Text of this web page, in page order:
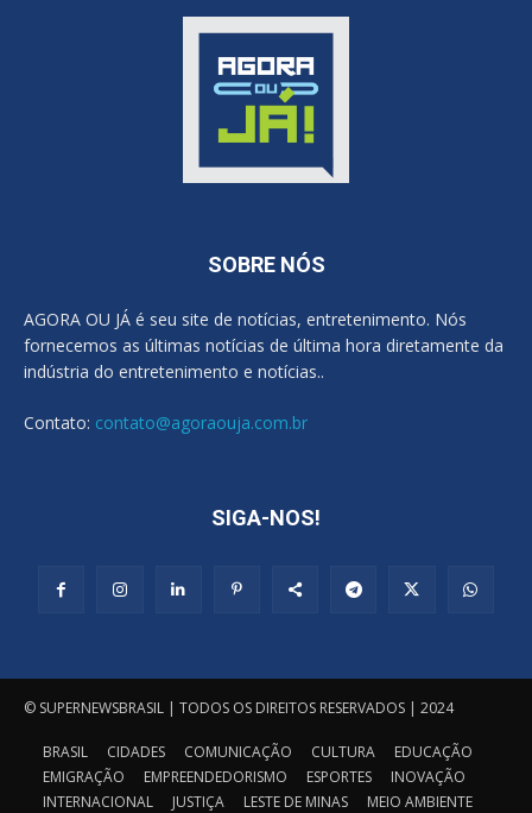
SOBRE NÓS
AGORA OU JÁ é seu site de notícias, entretenimento. Nós
fornecemos as últimas notícias de última hora diretamente da
indústria do entretenimento e notícias..
Contato: contato@agoraouja.com.br
SIGA-NOS!
© SUPERNEWSBRASIL | TODOS OS DIREITOS RESERVADOS | 2024
BRASIL CIDADES COMUNICAÇÃO CULTURA
EDUCAÇÃO
EMIGRAÇÃO
EMPREENDEDORISMO ESPORTES
INOVAÇÃO
INTERNACIONAL
JUSTIÇA LESTE DE MINAS MEIO AMBIENTE